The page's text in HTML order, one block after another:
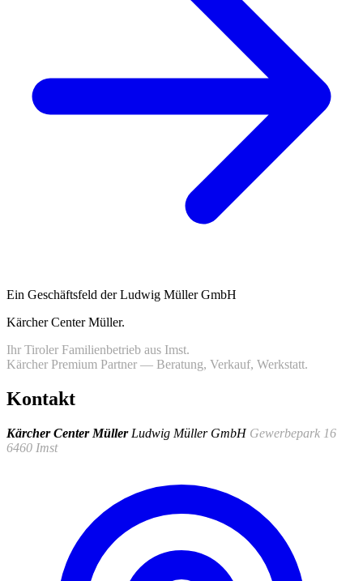
Ein Geschäftsfeld der Ludwig Müller GmbH
Kärcher Center Müller.
Ihr Tiroler Familienbetrieb aus Imst.
Kärcher Premium Partner — Beratung, Verkauf, Werkstatt.
Kontakt
Kärcher Center Müller Ludwig Müller GmbH Gewerbepark 16
6460 Imst